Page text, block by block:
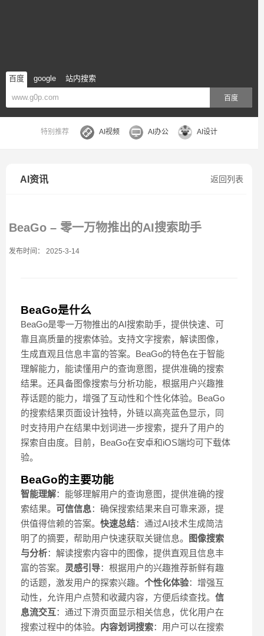
百度 google 站内搜索
百度
特别推荐 AI视频 AI办公 AI设计
返回列表
AI资讯
BeaGo – 零一万物推出的AI搜索助手
发布时间： 2025-3-14
BeaGo是什么
BeaGo是零一万物推出的AI搜索助手，提供快速、可
靠且高质量的搜索体验。支持文字搜索，解读图像，
生成直观且信息丰富的答案。BeaGo的特色在于智能
理解能力，能读懂用户的查询意图，提供准确的搜索
结果。还具备图像搜索与分析功能，根据用户兴趣推
荐话题的能力，增强了互动性和个性化体验。BeaGo
的搜索结果页面设计独特，外链以高亮蓝色显示，同
时支持用户在结果中划词进一步搜索，提升了用户的
探索自由度。目前，BeaGo在安卓和iOS端均可下载体
验。
BeaGo的主要功能
智能理解：能够理解用户的查询意图，提供准确的搜
索结果。 可信信息：确保搜索结果来自可靠来源，提
供值得信赖的答案。 快速总结：通过AI技术生成简洁
明了的摘要，帮助用户快速获取关键信息。
图像搜索
与分析：解读搜索内容中的图像，提供直观且信息丰
富的答案。 灵感引导：根据用户的兴趣推荐新鲜有趣
的话题，激发用户的探索兴趣。 个性化体验：增强互
动性，允许用户点赞和收藏内容，方便后续查找。 信
息流交互：通过下滑页面显示相关信息，优化用户在
搜索过程中的体验。 内容划词搜索：用户可以在搜索